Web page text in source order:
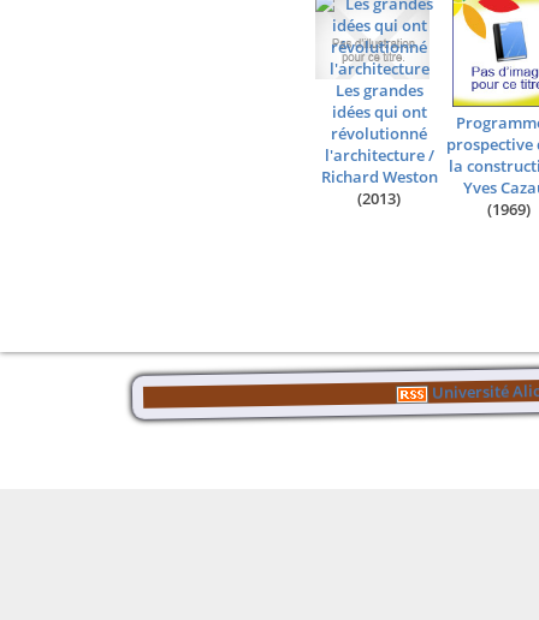
Les grandes
idées qui ont
révolutionné
l'architecture/
Richard Weston
(2013)
prospective
la
Yves
(1969)
Université